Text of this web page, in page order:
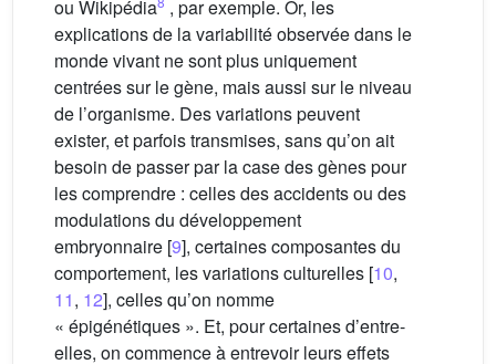
ou Wikipédia , par exemple. Or, les
explications de la variabilité observée dans le
monde vivant ne sont plus uniquement
centrées sur le gène, mais aussi sur le niveau
de l’organisme. Des variations peuvent
exister, et parfois transmises, sans qu’on ait
besoin de passer par la case des gènes pour
les comprendre : celles des accidents ou des
modulations du développement
embryonnaire [9], certaines composantes du
comportement, les variations culturelles [10,
11, 12], celles qu’on nomme
« épigénétiques ». Et, pour certaines d’entre-
elles, on commence à entrevoir leurs effets